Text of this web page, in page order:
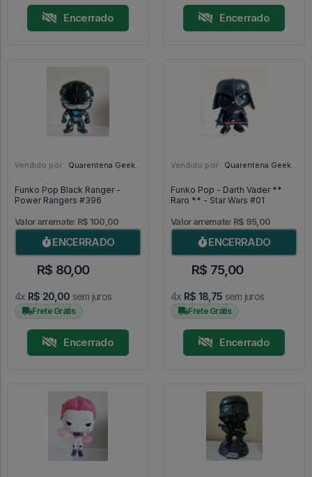
Encerrado Encerrado
Vendido por: Quarentena Geek Store - SP
Funko Pop Black Ranger -
Power Rangers #396
Valor arremate: R$ 100,00
ENCERRADO
R$ 80,00
4x R$ 20,00 sem juros
Frete Grátis
Encerrado
Vendido por: Quarentena Geek Store - SP
Funko Pop - Darth Vader **
Raro ** - Star Wars #01
Valor arremate: R$ 95,00
ENCERRADO
R$ 75,00
4x R$ 18,75 sem juros
Frete Grátis
Encerrado